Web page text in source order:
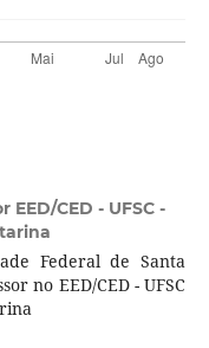
EED/CED - UFSC -
Federal de Santa
no EED/CED - UFSC